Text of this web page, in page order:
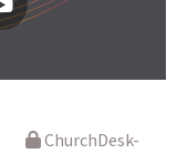
ChurchDesk-